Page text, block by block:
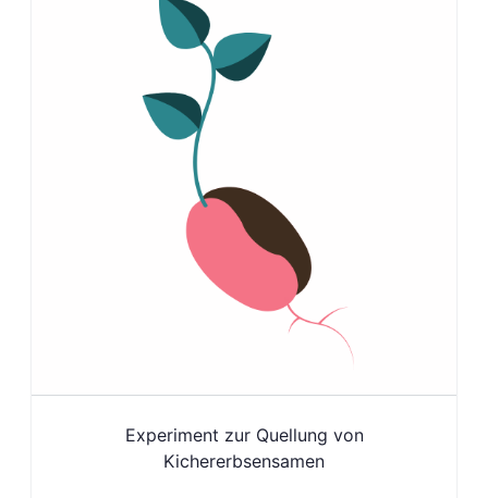
Experiment zur Quellung von
Kichererbsensamen